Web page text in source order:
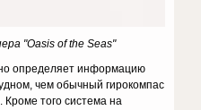
"Oasis of the Seas"
определяет информацию
чем обычный гирокомпас
того система на